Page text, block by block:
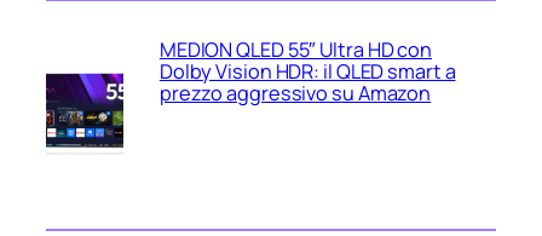
MEDION QLED 55″ Ultra HD con
Dolby Vision HDR: il QLED smart a
prezzo aggressivo su Amazon